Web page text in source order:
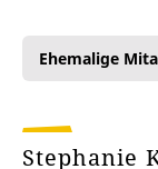
Ehemalige
Stephanie